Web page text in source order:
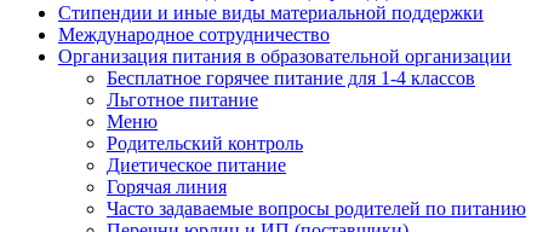
Стипендии и иные виды материальной поддержки
Международное сотрудничество
Организация питания в образовательной организации
Бесплатное горячее питание для 1-4 классов
Льготное питание
Меню
Родительский контроль
Диетическое питание
Горячая линия
Часто задаваемые вопросы родителей по питанию